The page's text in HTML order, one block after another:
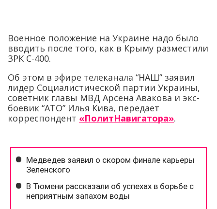
Военное положение на Украине надо было
вводить после того, как в Крыму разместили
ЗРК С-400.
Об этом в эфире телеканала “НАШ” заявил
лидер Социалистической партии Украины,
советник главы МВД Арсена Авакова и экс-
боевик “АТО” Илья Кива, передает
корреспондент «ПолитНавигатора».